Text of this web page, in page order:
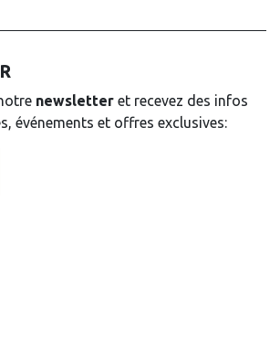
newsletter et recevez des infos
événements et offres exclusives: